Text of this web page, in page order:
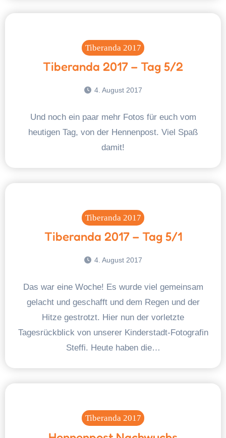
Tiberanda 2017
Tiberanda 2017 – Tag 5/2
4. August 2017
Und noch ein paar mehr Fotos für euch vom
heutigen Tag, von der Hennenpost. Viel Spaß
damit!
Tiberanda 2017
Tiberanda 2017 – Tag 5/1
4. August 2017
Das war eine Woche! Es wurde viel gemeinsam
gelacht und geschafft und dem Regen und der
Hitze gestrotzt. Hier nun der vorletzte
Tagesrückblick von unserer Kinderstadt-Fotografin
Steffi. Heute haben die…
Tiberanda 2017